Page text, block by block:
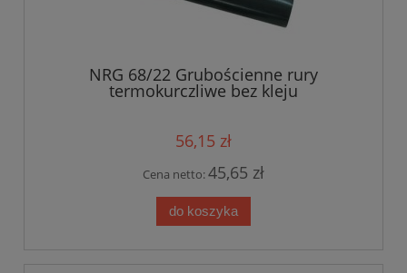
NRG 68/22 Grubościenne rury
termokurczliwe bez kleju
56,15 zł
Cena netto:45,65 zł
do koszyka